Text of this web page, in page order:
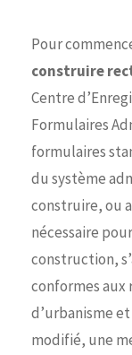
Pour
construire
Centre
Formulaires
formulaires
du système
construire, ou
nécessaire
construction,
conformes
d’urbanisme
modifié, une